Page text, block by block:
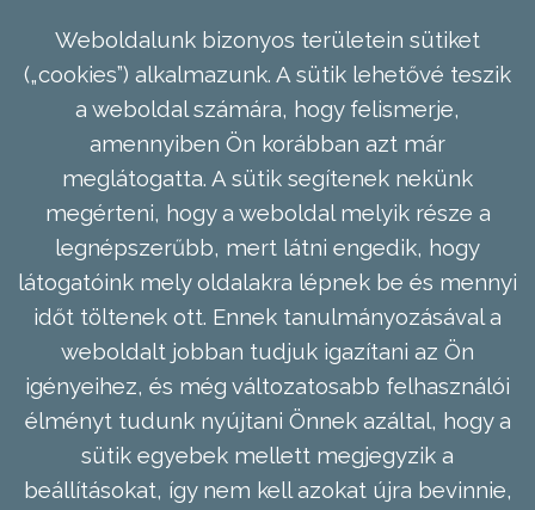
Weboldalunk bizonyos területein sütiket
(„cookies”) alkalmazunk. A sütik lehetővé teszik
a weboldal számára, hogy felismerje,
amennyiben Ön korábban azt már
meglátogatta. A sütik segítenek nekünk
megérteni, hogy a weboldal melyik része a
legnépszerűbb, mert látni engedik, hogy
látogatóink mely oldalakra lépnek be és mennyi
időt töltenek ott. Ennek tanulmányozásával a
weboldalt jobban tudjuk igazítani az Ön
igényeihez, és még változatosabb felhasználói
élményt tudunk nyújtani Önnek azáltal, hogy a
sütik egyebek mellett megjegyzik a
beállításokat, így nem kell azokat újra bevinnie,